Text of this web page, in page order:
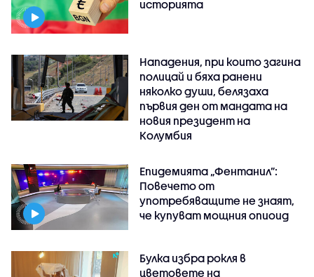
историята
Нападения, при които загина
полицай и бяха ранени
няколко души, белязаха
първия ден от мандата на
новия президент на
Колумбия
Епидемията „Фентанил”:
Повечето от
употребяващите не знаят,
че купуват мощния опиоид
Булка избра рокля в
цветовете на